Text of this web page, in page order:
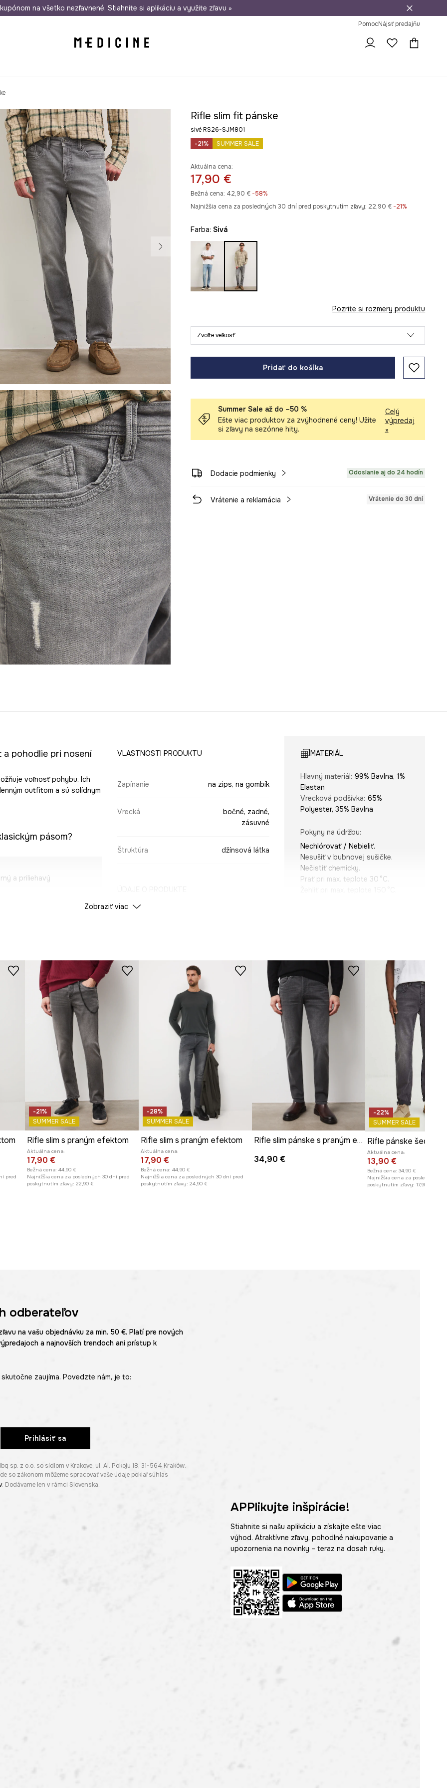
od 50 € Odoslanie aj do 24 hodín 30 dní na vrátenie tovaru
kupónom na všetko nezľavnené. Stiahnite si aplikáciu a využite zľavu »
PomocNájsť predajňu
Rifle slim fit pánske
sivé RS26-SJM801
-21%
SUMMER SALE
Aktuálna cena:
17,90 €
Bežná cena: 42,90 €-58%
Najnižšia cena za posledných 30 dní pred poskytnutím zľavy: 22,90 € -21%
Farba: sivá
Pozrite si rozmery produktu
Zvoľte veľkosť
Pridať do košíka
Summer Sale až do –50 %
Ešte viac produktov za zvýhodnené ceny! Užite
si zľavy na sezónne hity.
Celý
výpredaj
»
Dodacie podmienky Odoslanie aj do 24 hodín
Vrátenie a reklamácia Vrátenie do 30 dní
a pohodlie pri nosení
voľnosť pohybu. Ich
outfitom a sú solídnym
pásom?
a priliehavý
a hodia sa k
pružnosť a
obliekanie a
drobností.
a priedušná, čo
nádych.
VLASTNOSTI PRODUKTU
Zapínanie na zips, na gombík
Vrecká
bočné, zadné,
zásuvné
Štruktúra džínsová látka
Výrobca
MATERIÁL
Hlavný materiál: 99% Bavlna, 1%
Elastan
Vrecková podšívka: 65%
Polyester, 35% Bavlna
Pokyny na údržbu:
Nechlórovať / Nebieliť.
Nesušiť v bubnovej sušičke.
Nečistiť chemicky.
Prať pri max. teplote 30 °C.
Strih riflí: slim fit
ROZMERY
Vnútorná dĺžka nohavíc
76 cm
Šírka nohavíc na spodku
16,6
cm
Rozmery uvedené pre veľkosť
31.
Šírka v páse
Výška sedu
Šírka v bokoch
Model je vysoký 188 cm a má na
sebe veľkosť 31
Pozrite si rozmery produktu
Zobraziť viac
pred
-21%
SUMMER SALE
Rifle slim s praným efektom
Aktuálna cena:
17,90 €
Bežná cena: 44,90 €
Najnižšia cena za posledných 30 dní pred
poskytnutím zľavy: 22,90 €
-28%
SUMMER SALE
Rifle slim s praným efektom
Aktuálna cena:
17,90 €
Bežná cena: 44,90 €
Najnižšia cena za posledných 30 dní pred
poskytnutím zľavy: 24,90 €
Rifle slim pánske s praným efektom
34,90 €
-22%
SUMMER SALE
Rifle pánske šedá
Aktuálna cena:
13,90 €
Bežná cena: 34,90 €
Najnižšia cena za posledných
poskytnutím zľavy: 17,90 €
odberateľov
na vašu objednávku za min. 50 €. Platí pre nových
a najnovších trendoch ani prístup k
zaujíma. Povedzte nám, je to:
Prihlásiť sa
z o.o. so sídlom v Krakove, ul. Al. Pokoju 18, 31-564 Kraków.
so zákonom môžeme spracovať vaše údaje pokiaľ súhlas
. Dodávame len v rámci Slovenska.
APPlikujte inšpirácie!
Stiahnite si našu aplikáciu a získajte ešte viac
výhod. Atraktívne zľavy, pohodlné nakupovanie a
upozornenia na novinky – teraz na dosah ruky.